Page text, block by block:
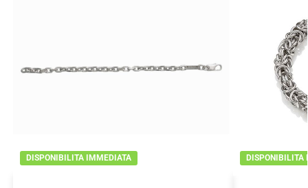
DISPONIBILITA IMMEDIATA DISPONIBILITA